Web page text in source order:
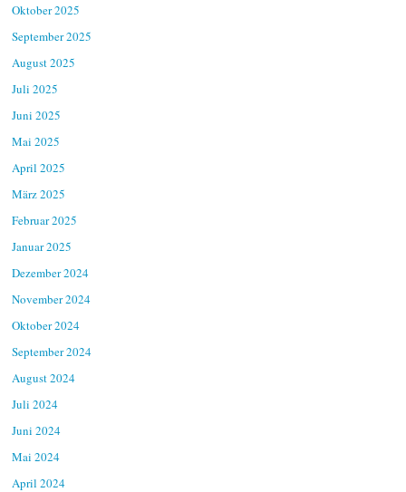
Oktober 2025
September 2025
August 2025
Juli 2025
Juni 2025
Mai 2025
April 2025
März 2025
Februar 2025
Januar 2025
Dezember 2024
November 2024
Oktober 2024
September 2024
August 2024
Juli 2024
Juni 2024
Mai 2024
April 2024